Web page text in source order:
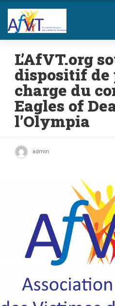
L’AfVT.org
dispositif de
charge du
Eagles of
l’Olympia
admin